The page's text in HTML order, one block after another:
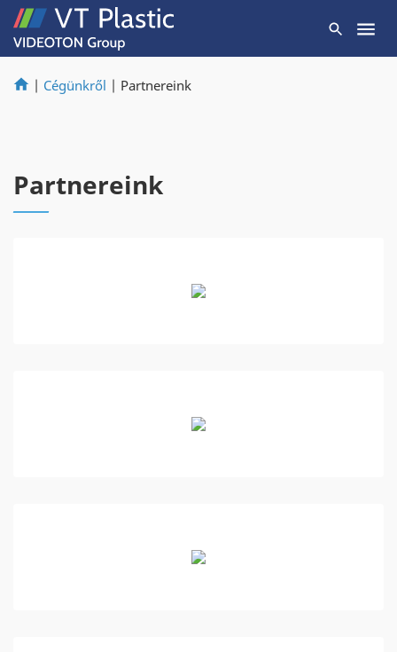
| Cégünkről | Partnereink
Partnereink